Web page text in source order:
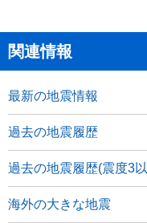
関連情報
最新の地震情報
過去の地震履歴
過去の地震履歴(震度3
海外の大きな地震